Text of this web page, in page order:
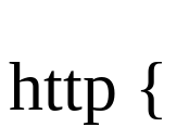
http {